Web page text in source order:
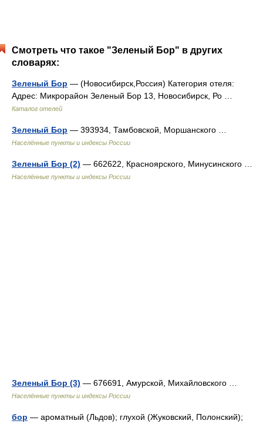
Смотреть что такое "Зеленый Бор" в других
словарях:
Зеленый Бор — (Новосибирск,Россия) Категория отеля:
Адрес: Микрорайон Зеленый Бор 13, Новосибирск, Ро …
Каталог отелей
Зеленый Бор — 393934, Тамбовской, Моршанского …
Населённые пункты и индексы России
Зеленый Бор (2) — 662622, Красноярского, Минусинского …
Населённые пункты и индексы России
Зеленый Бор (3) — 676691, Амурской, Михайловского …
Населённые пункты и индексы России
бор — ароматный (Льдов); глухой (Жуковский, Полонский);